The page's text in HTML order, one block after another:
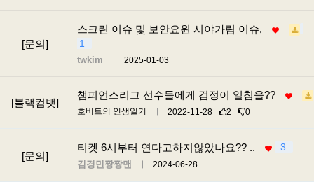
[문의]
스크린 이슈 및 보안요원 시야가림 이슈,
1
twkim 2025-01-03
[블랙컴뱃]
챔피언스리그 선수들에게 검정이 일침을??
호비트의 인생일기 2022-11-28 2 0
[문의]
티켓 6시부터 연다고하지않았나요?? .. 3
김경민짱짱맨 2024-06-28